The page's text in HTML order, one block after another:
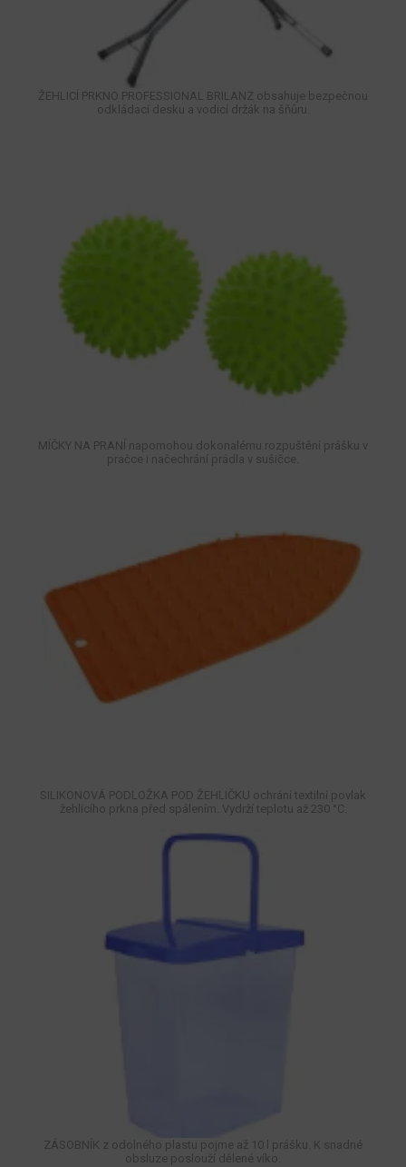
ŽEHLICÍ PRKNO PROFESSIONAL BRILANZ obsahuje bezpečnou
odkládací desku a vodicí držák na šňůru.
MÍČKY NA PRANÍ napomohou dokonalému rozpuštění prášku v
pračce i načechrání prádla v sušičce.
SILIKONOVÁ PODLOŽKA POD ŽEHLIČKU ochrání textilní povlak
žehlicího prkna před spálením. Vydrží teplotu až 230 °C.
ZÁSOBNÍK z odolného plastu pojme až 10 l prášku. K snadné
obsluze poslouží dělené víko.